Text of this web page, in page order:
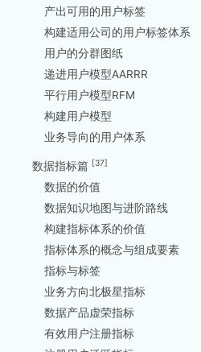
产出可用的用户标签
构建适用公司的用户标签体系
用户的分群图纸
递进用户模型AARRR
平行用户模型RFM
构建用户模型
业务导向的用户体系
数据指标篇 [37]
数据的价值
数据知识地图与进阶路线
构建指标体系的价值
指标体系的概念与组成要素
指标与标签
业务方向北极星指标
数据产品虚荣指标
有效用户注册指标